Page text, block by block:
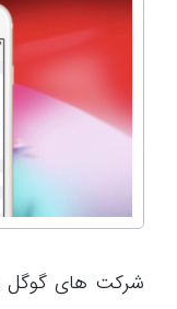
شرکت های گوگل